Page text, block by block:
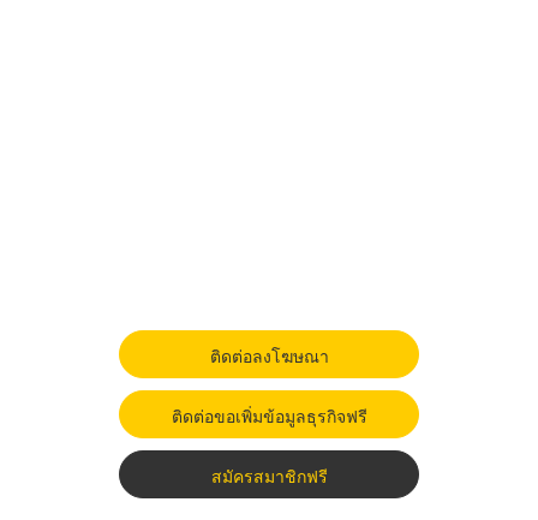
ติดต่อลงโฆษณา
ติดต่อขอเพิ่มข้อมูลธุรกิจฟรี
สมัครสมาชิกฟรี